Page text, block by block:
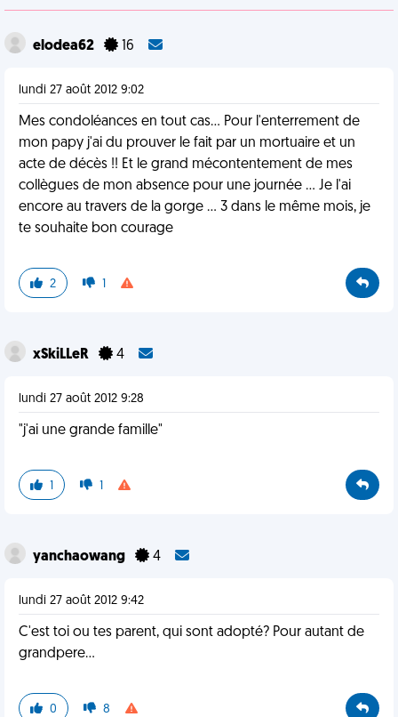
elodea62 16
lundi 27 août 2012 9:02
Mes condoléances en tout cas... Pour l'enterrement de
mon papy j'ai du prouver le fait par un mortuaire et un
acte de décès !! Et le grand mécontentement de mes
collègues de mon absence pour une journée ... Je l'ai
encore au travers de la gorge ... 3 dans le même mois, je
te souhaite bon courage
2 1
xSkiLLeR 4
lundi 27 août 2012 9:28
"j'ai une grande famille"
1 1
yanchaowang 4
lundi 27 août 2012 9:42
C'est toi ou tes parent, qui sont adopté? Pour autant de
grandpere...
0 8